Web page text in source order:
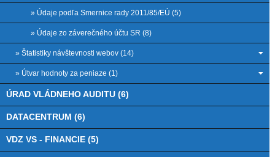
» Údaje podľa Smernice rady 2011/85/EÚ (5)
» Údaje zo záverečného účtu SR (8)
» Štatistiky návštevnosti webov (14)
» Útvar hodnoty za peniaze (1)
ÚRAD VLÁDNEHO AUDITU (6)
DATACENTRUM (6)
VDZ VS - FINANCIE (5)